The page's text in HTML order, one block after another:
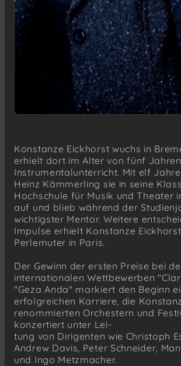
Konstanze Eickhorst wuchs in
erhielt dort im Alter von fünf
Instrumentalunterricht. Mit elf
Heinz Kämmerling sie in seine
Hochschule für Musik und Theater
auf und blieb während der
wichtigster Mentor. Weitere
Impulse erhielt Konstanze
Perlemuter in Paris.
Der Gewinn der ersten Preise bei
internationalen Wettbewerben
"Geza Anda" markiert den Beginn
erfolgreichen Karriere, die
renommierten Orchestern und
konzertiert unter Lei-
tung von Dirigenten wie Christoph
Andrew Davis, Peter Schneider,
und Ingo Metzmacher.